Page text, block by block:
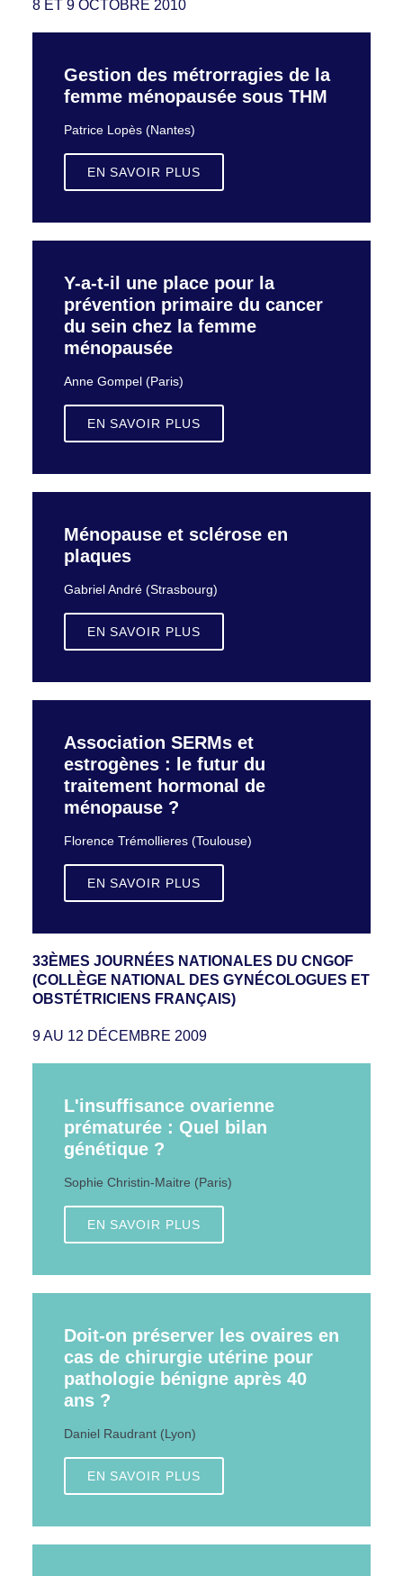
8 ET 9 OCTOBRE 2010
Gestion des métrorragies de la
femme ménopausée sous THM
Patrice Lopès (Nantes)
EN SAVOIR PLUS
Y-a-t-il une place pour la
prévention primaire du cancer
du sein chez la femme
ménopausée
Anne Gompel (Paris)
EN SAVOIR PLUS
Ménopause et sclérose en
plaques
Gabriel André (Strasbourg)
EN SAVOIR PLUS
Association SERMs et
estrogènes : le futur du
traitement hormonal de
ménopause ?
Florence Trémollieres (Toulouse)
EN SAVOIR PLUS
33ÈMES JOURNÉES NATIONALES DU CNGOF
(COLLÈGE NATIONAL DES GYNÉCOLOGUES ET
OBSTÉTRICIENS FRANÇAIS)
9 AU 12 DÉCEMBRE 2009
L'insuffisance ovarienne
prématurée : Quel bilan
génétique ?
Sophie Christin-Maitre (Paris)
EN SAVOIR PLUS
Doit-on préserver les ovaires en
cas de chirurgie utérine pour
pathologie bénigne après 40
ans ?
Daniel Raudrant (Lyon)
EN SAVOIR PLUS